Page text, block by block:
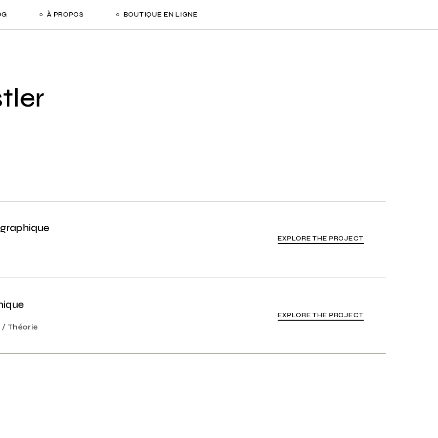
À PROPOS BOUTIQUE EN LIGNE
EXPLORE THE PROJECT
Théorie
EXPLORE THE PROJECT